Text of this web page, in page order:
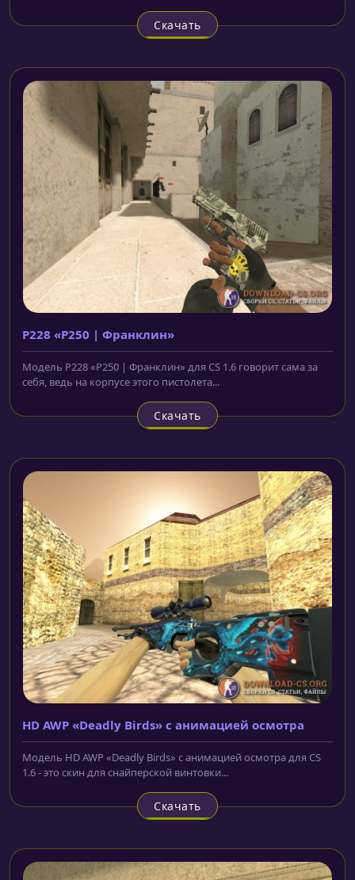
Скачать
P228 «P250 | Франклин»
Модель P228 «P250 | Франклин» для CS 1.6 говорит сама за
себя, ведь на корпусе этого пистолета...
Скачать
HD AWP «Deadly Birds» с анимацией осмотра
Модель HD AWP «Deadly Birds» с анимацией осмотра для CS
1.6 - это скин для снайперской винтовки...
Скачать